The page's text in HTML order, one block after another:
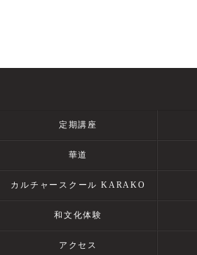
定期講座
華道
カルチャースクール KARAKO
和文化体験
アクセス